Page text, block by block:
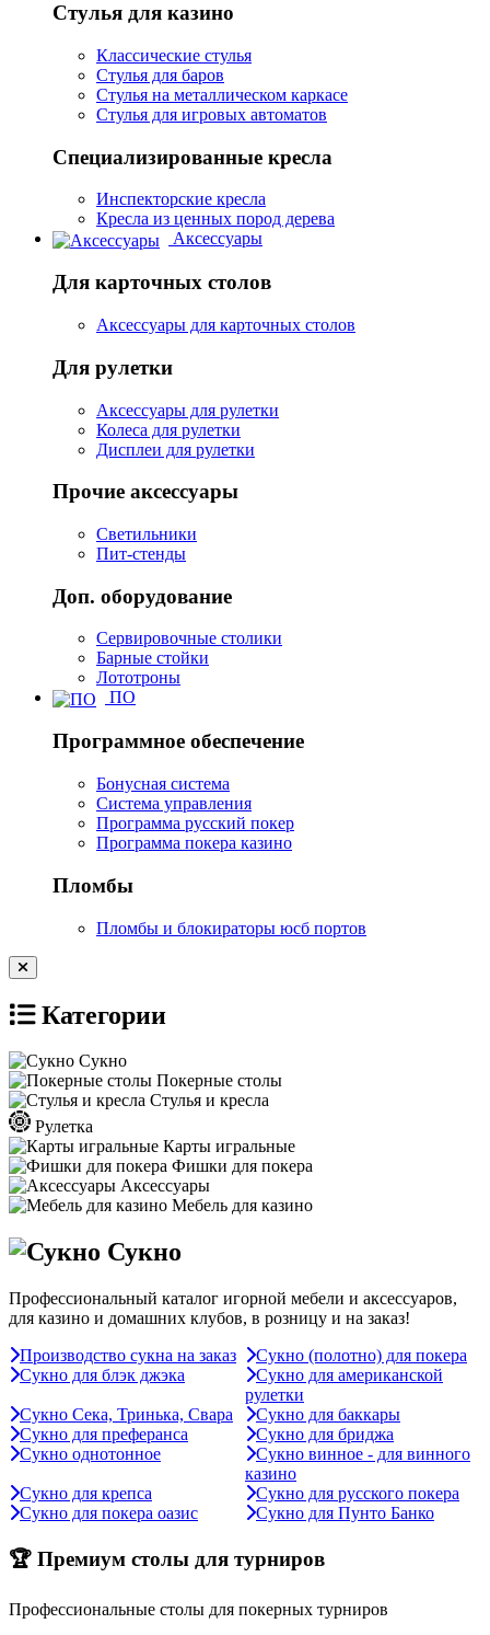
Стулья для казино
Классические стулья
Стулья для баров
Стулья на металлическом каркасе
Стулья для игровых автоматов
Специализированные кресла
Инспекторские кресла
Кресла из ценных пород дерева
Аксессуары
Для карточных столов
Аксессуары для карточных столов
Для рулетки
Аксессуары для рулетки
Колеса для рулетки
Дисплеи для рулетки
Прочие аксессуары
Светильники
Пит-стенды
Доп. оборудование
Сервировочные столики
Барные стойки
Лототроны
ПО
Программное обеспечение
Бонусная система
Система управления
Программа русский покер
Программа покера казино
Пломбы
Пломбы и блокираторы юсб портов
Категории
Сукно
Покерные столы
Стулья и кресла
Рулетка
Карты игральные
Фишки для покера
Аксессуары
Мебель для казино
Сукно
Профессиональный каталог игорной мебели и аксессуаров,
для казино и домашних клубов, в розницу и на заказ!
Производство сукна на заказ
Сукно (полотно) для покера
Сукно для блэк джэка
Сукно для американской
рулетки
Сукно Сека, Тринька, Свара
Сукно для баккары
Сукно для преферанса
Сукно для бриджа
Сукно однотонное
Сукно винное - для винного
казино
Сукно для крепса
Сукно для русского покера
Сукно для покера оазис
Сукно для Пунто Банко
🏆 Премиум столы для турниров
Профессиональные столы для покерных турниров